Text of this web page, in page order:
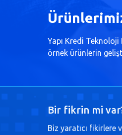
Yapı Kredi
örnek ürünlerin
Bir fikrin mi
Biz yaratıcı fikirlere